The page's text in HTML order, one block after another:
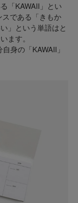
「KAWAII」とい
である「きもか
」という単語はと
ます。
身の「KAWAII」